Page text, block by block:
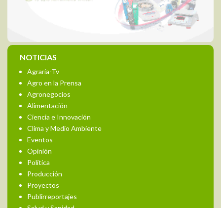
NOTICIAS
Agraria-Tv
Agro en la Prensa
Agronegocios
Alimentación
Ciencia e Innovación
Clima y Medio Ambiente
Eventos
Opinión
Política
Producción
Proyectos
Publirreportajes